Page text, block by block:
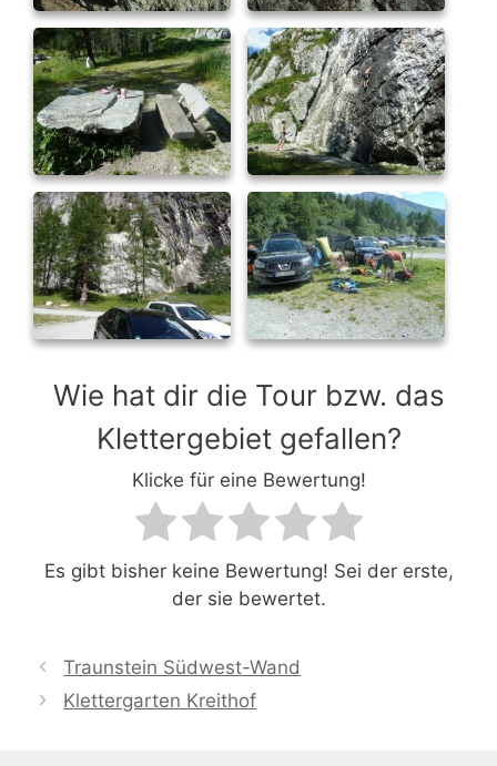
Wie hat dir die Tour bzw. das
Klettergebiet gefallen?
Klicke für eine Bewertung!
Es gibt bisher keine Bewertung! Sei der erste,
der sie bewertet.
Traunstein Südwest-Wand
Klettergarten Kreithof